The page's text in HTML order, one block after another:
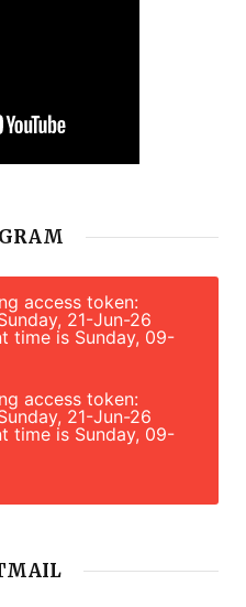
access token:
21-Jun-26
time is Sunday, 09-
access token:
21-Jun-26
time is Sunday, 09-